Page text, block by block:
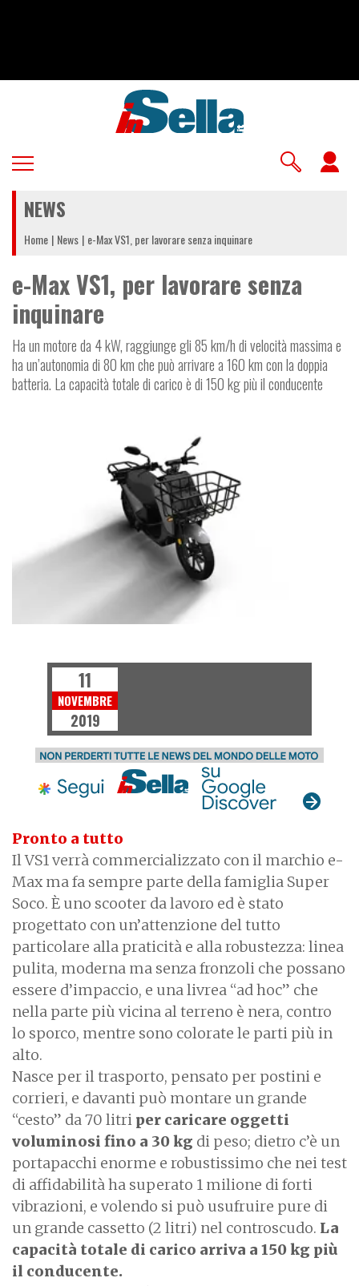
NEWS
Home News e-Max VS1, per lavorare senza inquinare
e-Max VS1, per lavorare senza
inquinare
Ha un motore da 4 kW, raggiunge gli 85 km/h di velocità massima e
ha un’autonomia di 80 km che può arrivare a 160 km con la doppia
batteria. La capacità totale di carico è di 150 kg più il conducente
Pronto a tutto
Il VS1 verrà commercializzato con il marchio e-
Max ma fa sempre parte della famiglia Super
Soco. È uno scooter da lavoro ed è stato
progettato con un’attenzione del tutto
particolare alla praticità e alla robustezza: linea
pulita, moderna ma senza fronzoli che possano
essere d’impaccio, e una livrea “ad hoc” che
nella parte più vicina al terreno è nera, contro
lo sporco, mentre sono colorate le parti più in
alto.
Nasce per il trasporto, pensato per postini e
corrieri, e davanti può montare un grande
“cesto” da 70 litri per caricare oggetti
voluminosi fino a 30 kg di peso; dietro c’è un
portapacchi enorme e robustissimo che nei test
di affidabilità ha superato 1 milione di forti
vibrazioni, e volendo si può usufruire pure di
un grande cassetto (2 litri) nel controscudo. La
capacità totale di carico arriva a 150 kg più
il conducente.
11
NOVEMBRE
2019